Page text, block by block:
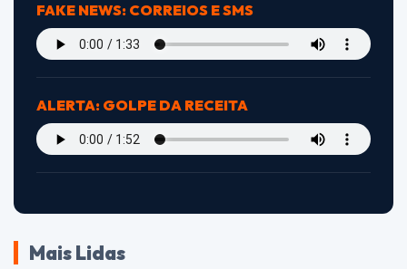
FAKE NEWS: CORREIOS E SMS
ALERTA: GOLPE DA RECEITA
Mais Lidas